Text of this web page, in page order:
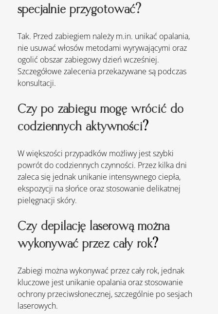
specjalnie przygotować?
Tak. Przed zabiegiem należy m.in. unikać opalania,
nie usuwać włosów metodami wyrywającymi oraz
ogolić obszar zabiegowy dzień wcześniej.
Szczegółowe zalecenia przekazywane są podczas
konsultacji.
Czy po zabiegu mogę wrócić do
codziennych aktywności?
W większości przypadków możliwy jest szybki
powrót do codziennych czynności. Przez kilka dni
zaleca się jednak unikanie intensywnego ciepła,
ekspozycji na słońce oraz stosowanie delikatnej
pielęgnacji skóry.
Czy depilację laserową można
wykonywać przez cały rok?
Zabiegi można wykonywać przez cały rok, jednak
kluczowe jest unikanie opalania oraz stosowanie
ochrony przeciwsłonecznej, szczególnie po sesjach
laserowych.